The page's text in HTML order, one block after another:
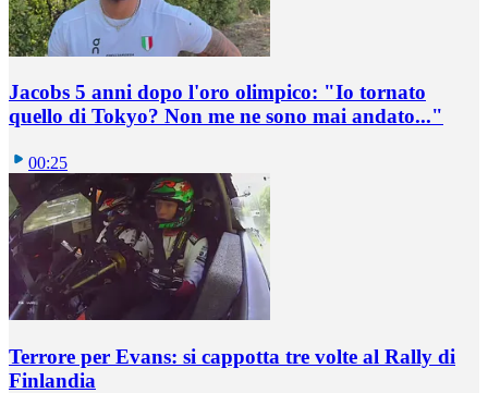
Jacobs 5 anni dopo l'oro olimpico: "Io tornato
quello di Tokyo? Non me ne sono mai andato..."
00:25
Terrore per Evans: si cappotta tre volte al Rally di
Finlandia